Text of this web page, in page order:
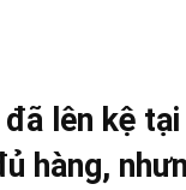
lên kệ
hàng,